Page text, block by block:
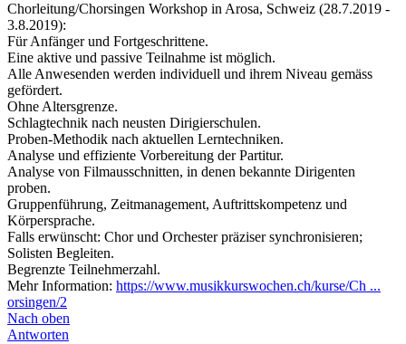
Chorleitung/Chorsingen Workshop in Arosa, Schweiz (28.7.2019 -
3.8.2019):
Für Anfänger und Fortgeschrittene.
Eine aktive und passive Teilnahme ist möglich.
Alle Anwesenden werden individuell und ihrem Niveau gemäss
gefördert.
Ohne Altersgrenze.
Schlagtechnik nach neusten Dirigierschulen.
Proben-Methodik nach aktuellen Lerntechniken.
Analyse und effiziente Vorbereitung der Partitur.
Analyse von Filmausschnitten, in denen bekannte Dirigenten
proben.
Gruppenführung, Zeitmanagement, Auftrittskompetenz und
Körpersprache.
Falls erwünscht: Chor und Orchester präziser synchronisieren;
Solisten Begleiten.
Begrenzte Teilnehmerzahl.
Mehr Information: https://www.musikkurswochen.ch/kurse/Ch ...
orsingen/2
Nach oben
Antworten